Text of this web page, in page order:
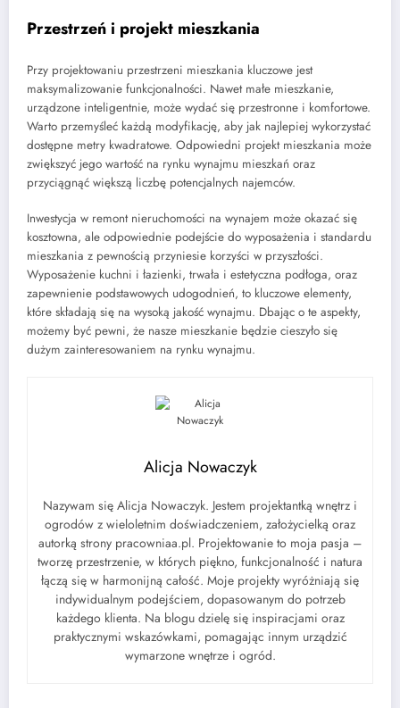
Przestrzeń i projekt mieszkania
Przy projektowaniu przestrzeni mieszkania kluczowe jest
maksymalizowanie funkcjonalności. Nawet małe mieszkanie,
urządzone inteligentnie, może wydać się przestronne i komfortowe.
Warto przemyśleć każdą modyfikację, aby jak najlepiej wykorzystać
dostępne metry kwadratowe. Odpowiedni projekt mieszkania może
zwiększyć jego wartość na rynku wynajmu mieszkań oraz
przyciągnąć większą liczbę potencjalnych najemców.
Inwestycja w remont nieruchomości na wynajem może okazać się
kosztowna, ale odpowiednie podejście do wyposażenia i standardu
mieszkania z pewnością przyniesie korzyści w przyszłości.
Wyposażenie kuchni i łazienki, trwała i estetyczna podłoga, oraz
zapewnienie podstawowych udogodnień, to kluczowe elementy,
które składają się na wysoką jakość wynajmu. Dbając o te aspekty,
możemy być pewni, że nasze mieszkanie będzie cieszyło się
dużym zainteresowaniem na rynku wynajmu.
Alicja Nowaczyk
Nazywam się Alicja Nowaczyk. Jestem projektantką wnętrz i
ogrodów z wieloletnim doświadczeniem, założycielką oraz
autorką strony pracowniaa.pl. Projektowanie to moja pasja –
tworzę przestrzenie, w których piękno, funkcjonalność i natura
łączą się w harmonijną całość. Moje projekty wyróżniają się
indywidualnym podejściem, dopasowanym do potrzeb
każdego klienta. Na blogu dzielę się inspiracjami oraz
praktycznymi wskazówkami, pomagając innym urządzić
wymarzone wnętrze i ogród.